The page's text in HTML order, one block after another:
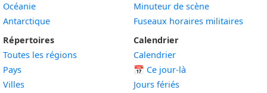
Océanie
Antarctique
Répertoires
Toutes les régions
Pays
Villes
Minuteur de scène
Fuseaux horaires militaires
Calendrier
Calendrier
📅 Ce jour-là
Jours fériés